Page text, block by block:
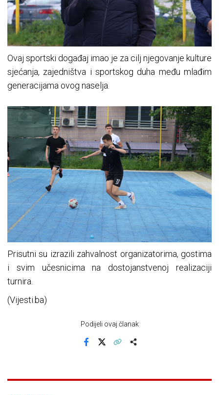
Ovaj sportski događaj imao je za cilj njegovanje kulture
sjećanja, zajedništva i sportskog duha među mlađim
generacijama ovog naselja.
Prisutni su izrazili zahvalnost organizatorima, gostima
i svim učesnicima na dostojanstvenoj realizaciji
turnira.
(Vijesti.ba)
Podijeli ovaj članak
Facebook